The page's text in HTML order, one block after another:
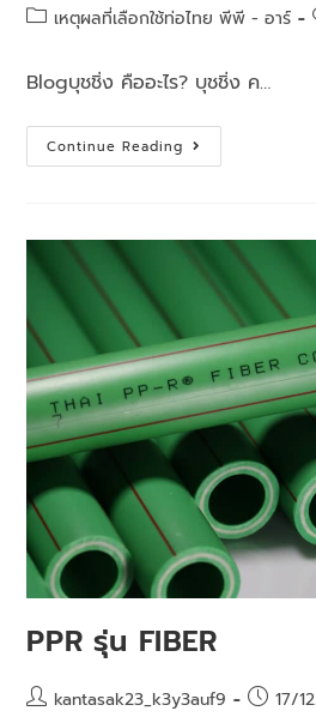
เหตุผลที่เลือกใช้ท่อไทย พีพี - อาร์
Blogบุชชิ่ง คืออะไร? บุชชิ่ง ค…
Continue Reading
PPR รุ่น FIBER
kantasak23_k3y3auf9
17/